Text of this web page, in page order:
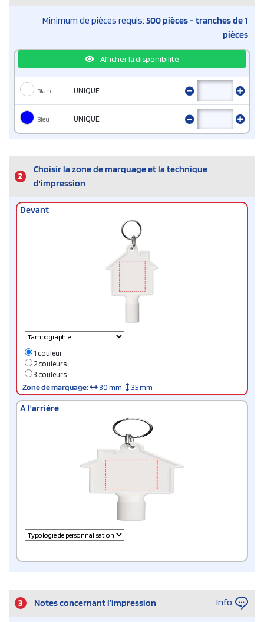
Minimum de pièces requis: 500 pièces - tranches de 1
pièces
Afficher la disponibilité
Blanc UNIQUE
Bleu UNIQUE
2
Choisir la zone de marquage et la technique
d'impression
Devant
1 couleur
2 couleurs
3 couleurs
Zone de marquage: 30 mm 35 mm
A l'arrière
3 Notes concernant l’impression Info